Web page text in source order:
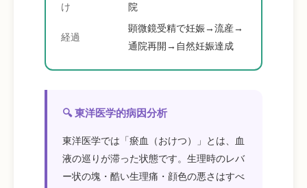
け
院
経過
顕微鏡受精で妊娠→流産→
通院再開→自然妊娠達成
🔍 東洋医学的病因分析
東洋医学では「瘀血（おけつ）」とは、血
液の巡りが滞った状態です。生理時のレバ
ー状の塊・酷い生理痛・顔色の悪さはすべ